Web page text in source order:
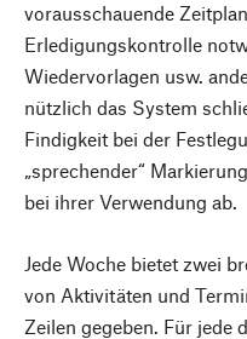
vorausschauende
Erledigungskontrolle
Wiedervorlagen usw.
nützlich das System
Findigkeit bei der
„sprechender“
bei ihrer Verwendung ab.
Jede Woche bietet zwei
von Aktivitäten und
Zeilen gegeben. Für jede